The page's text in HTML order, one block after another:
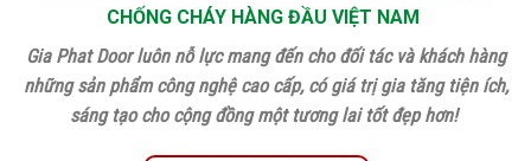
CHỐNG CHÁY HÀNG ĐẦU VIỆT NAM
Gia Phat Door luôn nỗ lực mang đến cho đối tác và khách hàng
những sản phẩm công nghệ cao cấp, có giá trị gia tăng tiện ích,
sáng tạo cho cộng đồng một tương lai tốt đẹp hơn!